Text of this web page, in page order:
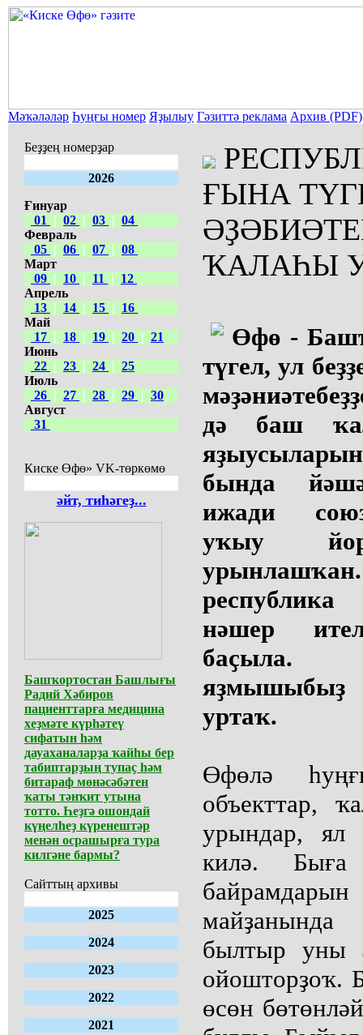
Мәҡәләләр Һуңғы номер Яҙылыу Гәзиттә реклама Архив (PDF)
Беҙҙең номерҙар
2026
Ғинуар
01
| 02 | 03 | 04
Февраль
05 | 06 | 07 | 08
Март
09 | 10 | 11 |
12
Апрель
13 | 14 | 15 |
16
Май
17 | 18 | 19 | 20 | 21
Июнь
22 | 23 | 24 | 25
Июль
26 | 27 | 28 | 29 | 30
Август
31
Киске Өфө» VK-төркөмө
әйт, тиһәгеҙ...
Башҡортостан Башлығы
Радий Хәбиров
пациенттарға медицина
хеҙмәте күрһәтеү
сифатын һәм
дауаханаларҙа ҡайһы бер
табиптарҙың тупаҫ һәм
битараф мөнәсәбәтен
ҡаты тәнҡит утына
тотто. Һеҙгә ошондай
күңелһеҙ күренештәр
менән осрашырға тура
килгәне бармы?
Сайттың архивы
2025
2024
2023
2022
2021
ҒЫНА
ҠАЛАҺЫ
Өфө -
түгел, ул
дә баш
бында
ижади
уҡыу
республика
нәшер
баҫыла.
яҙмышыбыҙ
уртаҡ.
Өфөлә
объекттар,
урындар, ял
килә.
былтыр уны
ойошторҙоҡ.
өсөн